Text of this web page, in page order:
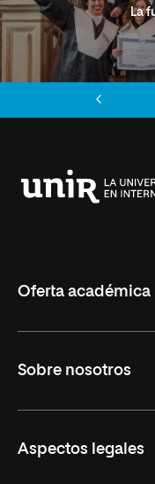
La
Oferta académica
Másteres Oficiales
Doctorados
Sobre nosotros
Facultades
Aspectos legales